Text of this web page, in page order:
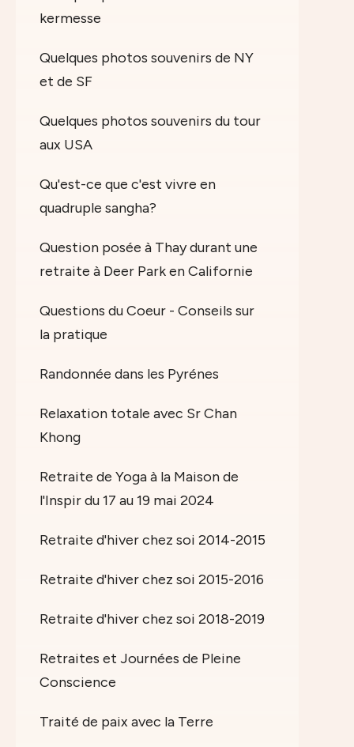
kermesse
Quelques photos souvenirs de NY
et de SF
Quelques photos souvenirs du tour
aux USA
Qu'est-ce que c'est vivre en
quadruple sangha?
Question posée à Thay durant une
retraite à Deer Park en Californie
Questions du Coeur - Conseils sur
la pratique
Randonnée dans les Pyrénes
Relaxation totale avec Sr Chan
Khong
Retraite de Yoga à la Maison de
l'Inspir du 17 au 19 mai 2024
Retraite d'hiver chez soi 2014-2015
Retraite d'hiver chez soi 2015-2016
Retraite d'hiver chez soi 2018-2019
Retraites et Journées de Pleine
Conscience
Traité de paix avec la Terre